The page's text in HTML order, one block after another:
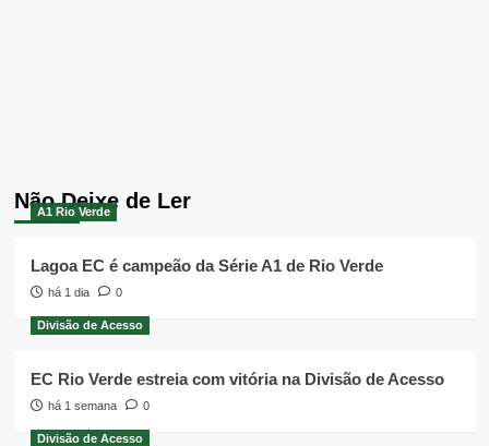
Não Deixe de Ler
A1 Rio Verde
Lagoa EC é campeão da Série A1 de Rio Verde
há 1 dia 0
Divisão de Acesso
EC Rio Verde estreia com vitória na Divisão de Acesso
há 1 semana 0
Divisão de Acesso